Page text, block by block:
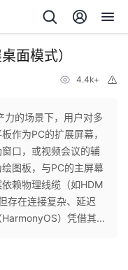
面模式）
4.4k+
力的场景下，用户对多
作为PC的扩展屏幕，
口，或视频会议的辅
图板，与PC的主屏幕
赖物理线缆（如HDM
存在连接复杂、延迟
）凭借其...